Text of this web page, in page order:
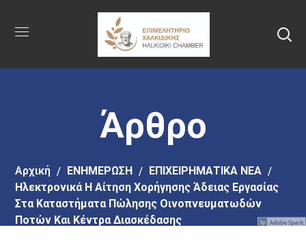
στο
περιεχόμενο
Άρθρο
Αρχική EΝΗΜΕΡΩΣΗ
ΕΠΙΧΕΙΡΗΜΑΤΙΚΑ ΝΕΑ
Ηλεκτρονικά Η Αίτηση Χορήγησης Άδειας Εργασίας
Στα Καταστήματα Πώλησης Οινοπνευματωδών
Ποτών Και Κέντρα Διασκέδασης